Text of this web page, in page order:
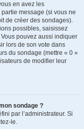
en avez les
partie message (si vous ne
de créer des sondages).
possibles, saisissez
pouvez aussi indiquer
lors de son vote dans
du sondage (mettre « 0 »
de modifier leur
sondage ?
par l’administrateur. Si
le.